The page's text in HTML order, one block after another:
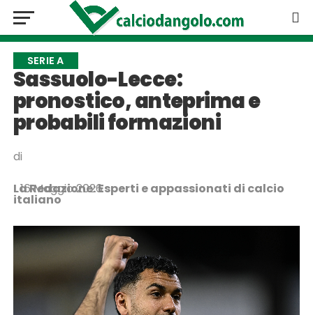
SERIE A
Sassuolo-Lecce:
pronostico, anteprima e
probabili formazioni
di
La Redazione: Esperti e appassionati di calcio
italiano
16 Maggio 2026